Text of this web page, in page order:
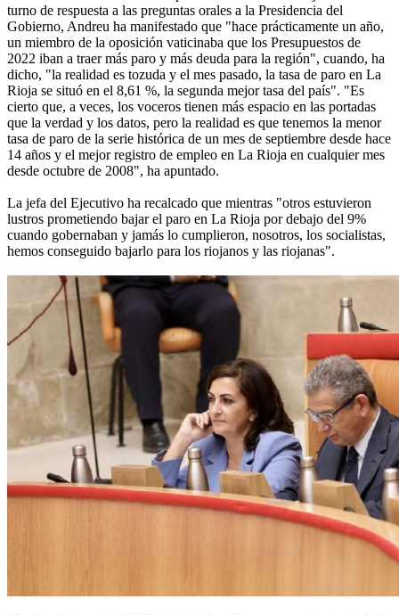
turno de respuesta a las preguntas orales a la Presidencia del
Gobierno, Andreu ha manifestado que "hace prácticamente un año,
un miembro de la oposición vaticinaba que los Presupuestos de
2022 iban a traer más paro y más deuda para la región", cuando, ha
dicho, "la realidad es tozuda y el mes pasado, la tasa de paro en La
Rioja se situó en el 8,61 %, la segunda mejor tasa del país". "Es
cierto que, a veces, los voceros tienen más espacio en las portadas
que la verdad y los datos, pero la realidad es que tenemos la menor
tasa de paro de la serie histórica de un mes de septiembre desde hace
14 años y el mejor registro de empleo en La Rioja en cualquier mes
desde octubre de 2008", ha apuntado.
La jefa del Ejecutivo ha recalcado que mientras "otros estuvieron
lustros prometiendo bajar el paro en La Rioja por debajo del 9%
cuando gobernaban y jamás lo cumplieron, nosotros, los socialistas,
hemos conseguido bajarlo para los riojanos y las riojanas".